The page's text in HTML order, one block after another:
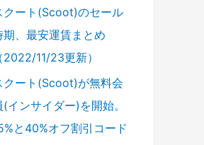
クート(Scoot)のセール
期、最安運賃まとめ
2022/11/23更新）
クート(Scoot)が無料会
(インサイダー)を開始。
と40%オフ割引コード